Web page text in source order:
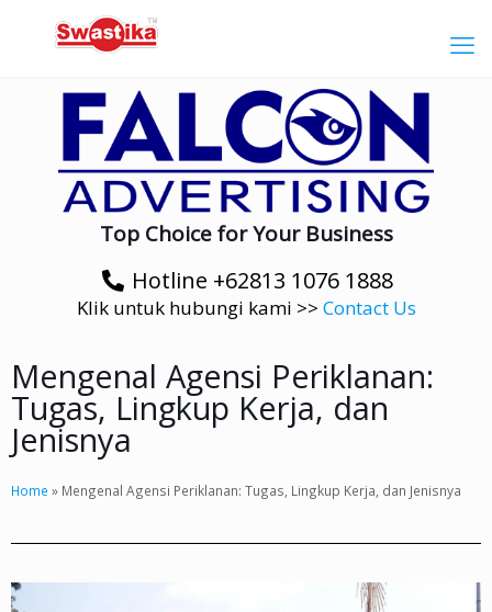
Top Choice for Your Business
Hotline +62813 1076 1888
Klik untuk hubungi kami >> Contact Us
Mengenal Agensi Periklanan:
Tugas, Lingkup Kerja, dan
Jenisnya
Home » Mengenal Agensi Periklanan: Tugas, Lingkup Kerja, dan Jenisnya